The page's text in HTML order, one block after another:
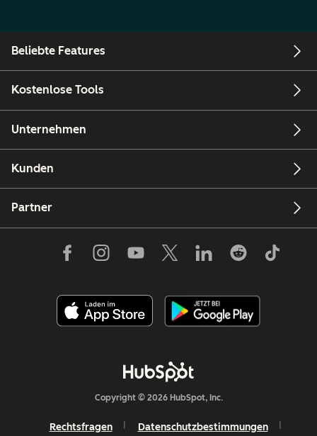
Beliebte Features
Kostenlose Tools
Unternehmen
Kunden
Partner
Copyright © 2026 HubSpot, Inc.
Rechtsfragen Datenschutzbestimmungen